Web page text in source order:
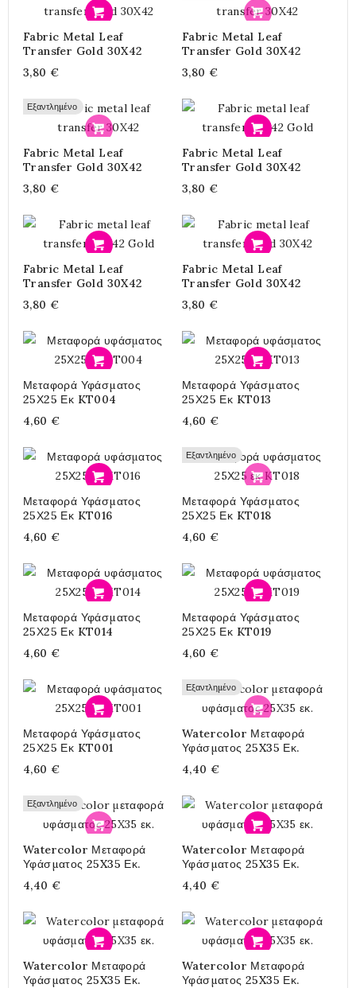
Fabric Metal Leaf
Transfer Gold 30X42
3,80 €
Fabric Metal Leaf
Transfer Gold 30X42
3,80 €
Εξαντλημένο
Fabric Metal Leaf
Transfer Gold 30X42
3,80 €
Fabric Metal Leaf
Transfer Gold 30X42
3,80 €
Fabric Metal Leaf
Transfer Gold 30X42
3,80 €
Fabric Metal Leaf
Transfer Gold 30X42
3,80 €
Μεταφορά Υφάσματος
25Χ25 Εκ KT004
4,60 €
Μεταφορά Υφάσματος
25Χ25 Εκ KT013
4,60 €
Μεταφορά Υφάσματος
25Χ25 Εκ KT016
4,60 €
Εξαντλημένο
Μεταφορά Υφάσματος
25Χ25 Εκ KT018
4,60 €
Μεταφορά Υφάσματος
25Χ25 Εκ KT014
4,60 €
Μεταφορά Υφάσματος
25Χ25 Εκ KT019
4,60 €
Μεταφορά Υφάσματος
25Χ25 Εκ KT001
4,60 €
Εξαντλημένο
Watercolor Μεταφορά
Υφάσματος 25X35 Εκ.
4,40 €
Εξαντλημένο
Watercolor Μεταφορά
Υφάσματος 25X35 Εκ.
4,40 €
Watercolor Μεταφορά
Υφάσματος 25X35 Εκ.
4,40 €
Watercolor Μεταφορά
Υφάσματος 25X35 Εκ.
Watercolor Μεταφορά
Υφάσματος 25X35 Εκ.